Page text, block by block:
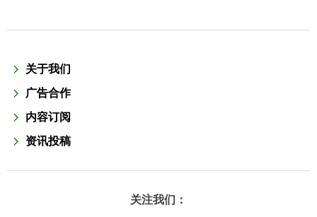
关于我们
广告合作
内容订阅
资讯投稿
关注我们：